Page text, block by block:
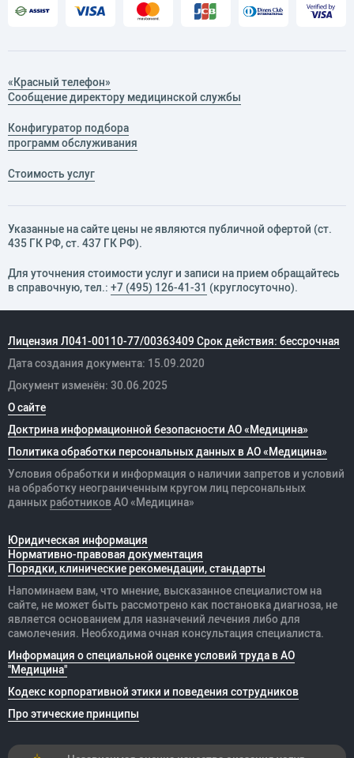
«Красный телефон»
Сообщение директору медицинской службы
Конфигуратор подбора
программ обслуживания
Стоимость услуг
Указанные на сайте цены не являются публичной офертой (ст.
435 ГК РФ, cт. 437 ГК РФ).
Для уточнения стоимости услуг и записи на прием обращайтесь
в справочную, тел.: +7 (495) 126-41-31 (круглосуточно).
Лицензия Л041-00110-77/00363409 Срок действия: бессрочная
Дата создания документа: 15.09.2020
Документ изменён: 30.06.2025
О сайте
Доктрина информационной безопасности АО «Медицина»
Политика обработки персональных данных в АО «Медицина»
Условия обработки и информация о наличии запретов и условий
на обработку неограниченным кругом лиц персональных
данных работников АО «Медицина»
Юридическая информация
Нормативно-правовая документация
Порядки, клинические рекомендации, стандарты
Напоминаем вам, что мнение, высказанное специалистом на
сайте, не может быть рассмотрено как постановка диагноза, не
является основанием для назначений лечения либо для
самолечения. Необходима очная консультация специалиста.
Информация о специальной оценке условий труда в АО
"Медицина"
Кодекс корпоративной этики и поведения сотрудников
Про этические принципы